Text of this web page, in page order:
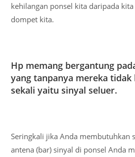
kehilangan ponsel kita daripada
dompet kita.
Hp memang bergantung
yang tanpanya mereka tidak
sekali yaitu sinyal seluer.
Seringkali jika Anda membutuhkan
antena (bar) sinyal di ponsel Anda